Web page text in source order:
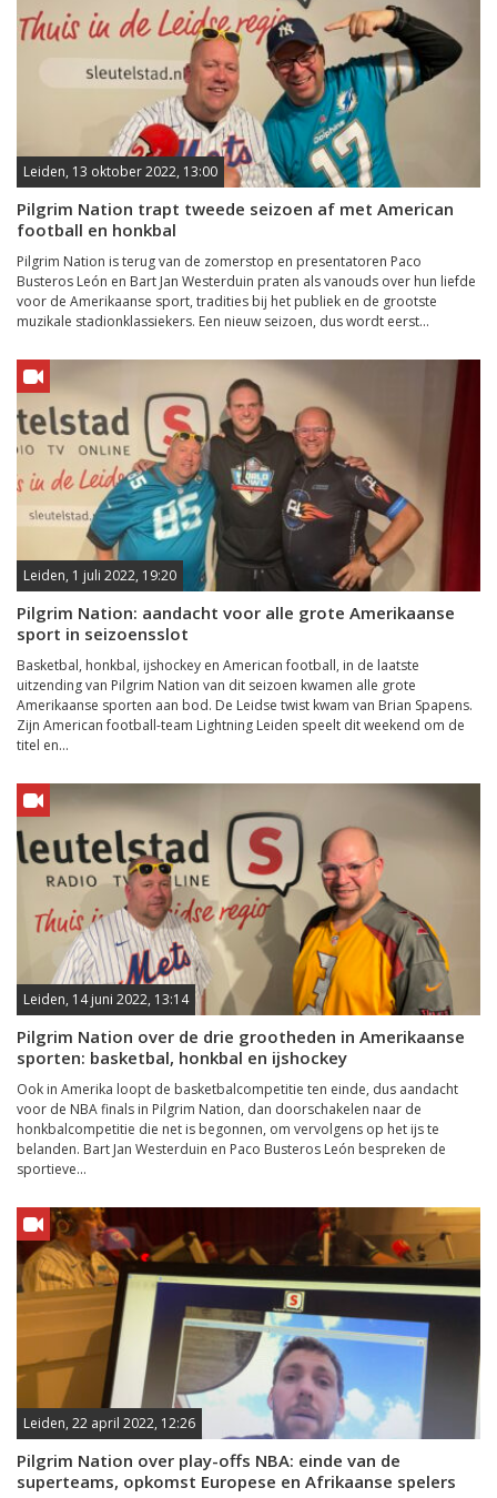
Leiden, 13 oktober 2022, 13:00
Pilgrim Nation trapt tweede seizoen af met American
football en honkbal
Pilgrim Nation is terug van de zomerstop en presentatoren Paco
Busteros León en Bart Jan Westerduin praten als vanouds over hun liefde
voor de Amerikaanse sport, tradities bij het publiek en de grootste
muzikale stadionklassiekers. Een nieuw seizoen, dus wordt eerst...
Leiden, 1 juli 2022, 19:20
Pilgrim Nation: aandacht voor alle grote Amerikaanse
sport in seizoensslot
Basketbal, honkbal, ijshockey en American football, in de laatste
uitzending van Pilgrim Nation van dit seizoen kwamen alle grote
Amerikaanse sporten aan bod. De Leidse twist kwam van Brian Spapens.
Zijn American football-team Lightning Leiden speelt dit weekend om de
titel en...
Leiden, 14 juni 2022, 13:14
Pilgrim Nation over de drie grootheden in Amerikaanse
sporten: basketbal, honkbal en ijshockey
Ook in Amerika loopt de basketbalcompetitie ten einde, dus aandacht
voor de NBA finals in Pilgrim Nation, dan doorschakelen naar de
honkbalcompetitie die net is begonnen, om vervolgens op het ijs te
belanden. Bart Jan Westerduin en Paco Busteros León bespreken de
sportieve...
Leiden, 22 april 2022, 12:26
Pilgrim Nation over play-offs NBA: einde van de
superteams, opkomst Europese en Afrikaanse spelers